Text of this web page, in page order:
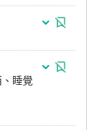
睡覺